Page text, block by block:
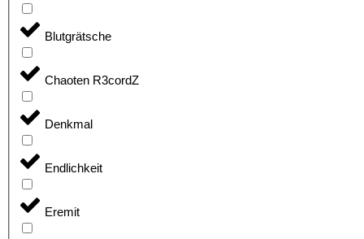
Blutgrätsche
Chaoten R3cordZ
Denkmal
Endlichkeit
Eremit